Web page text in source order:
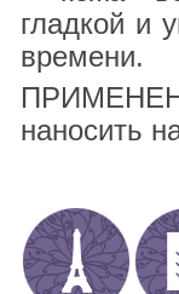
гладкой и
времени.
наносить